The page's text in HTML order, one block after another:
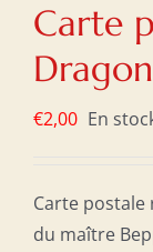
Carte
Dragon
€2,00 En
Carte
du maître